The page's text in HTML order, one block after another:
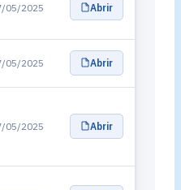
05/2025 Abrir
05/2025 Abrir
05/2025 Abrir